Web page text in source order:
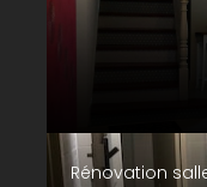
Rénovation